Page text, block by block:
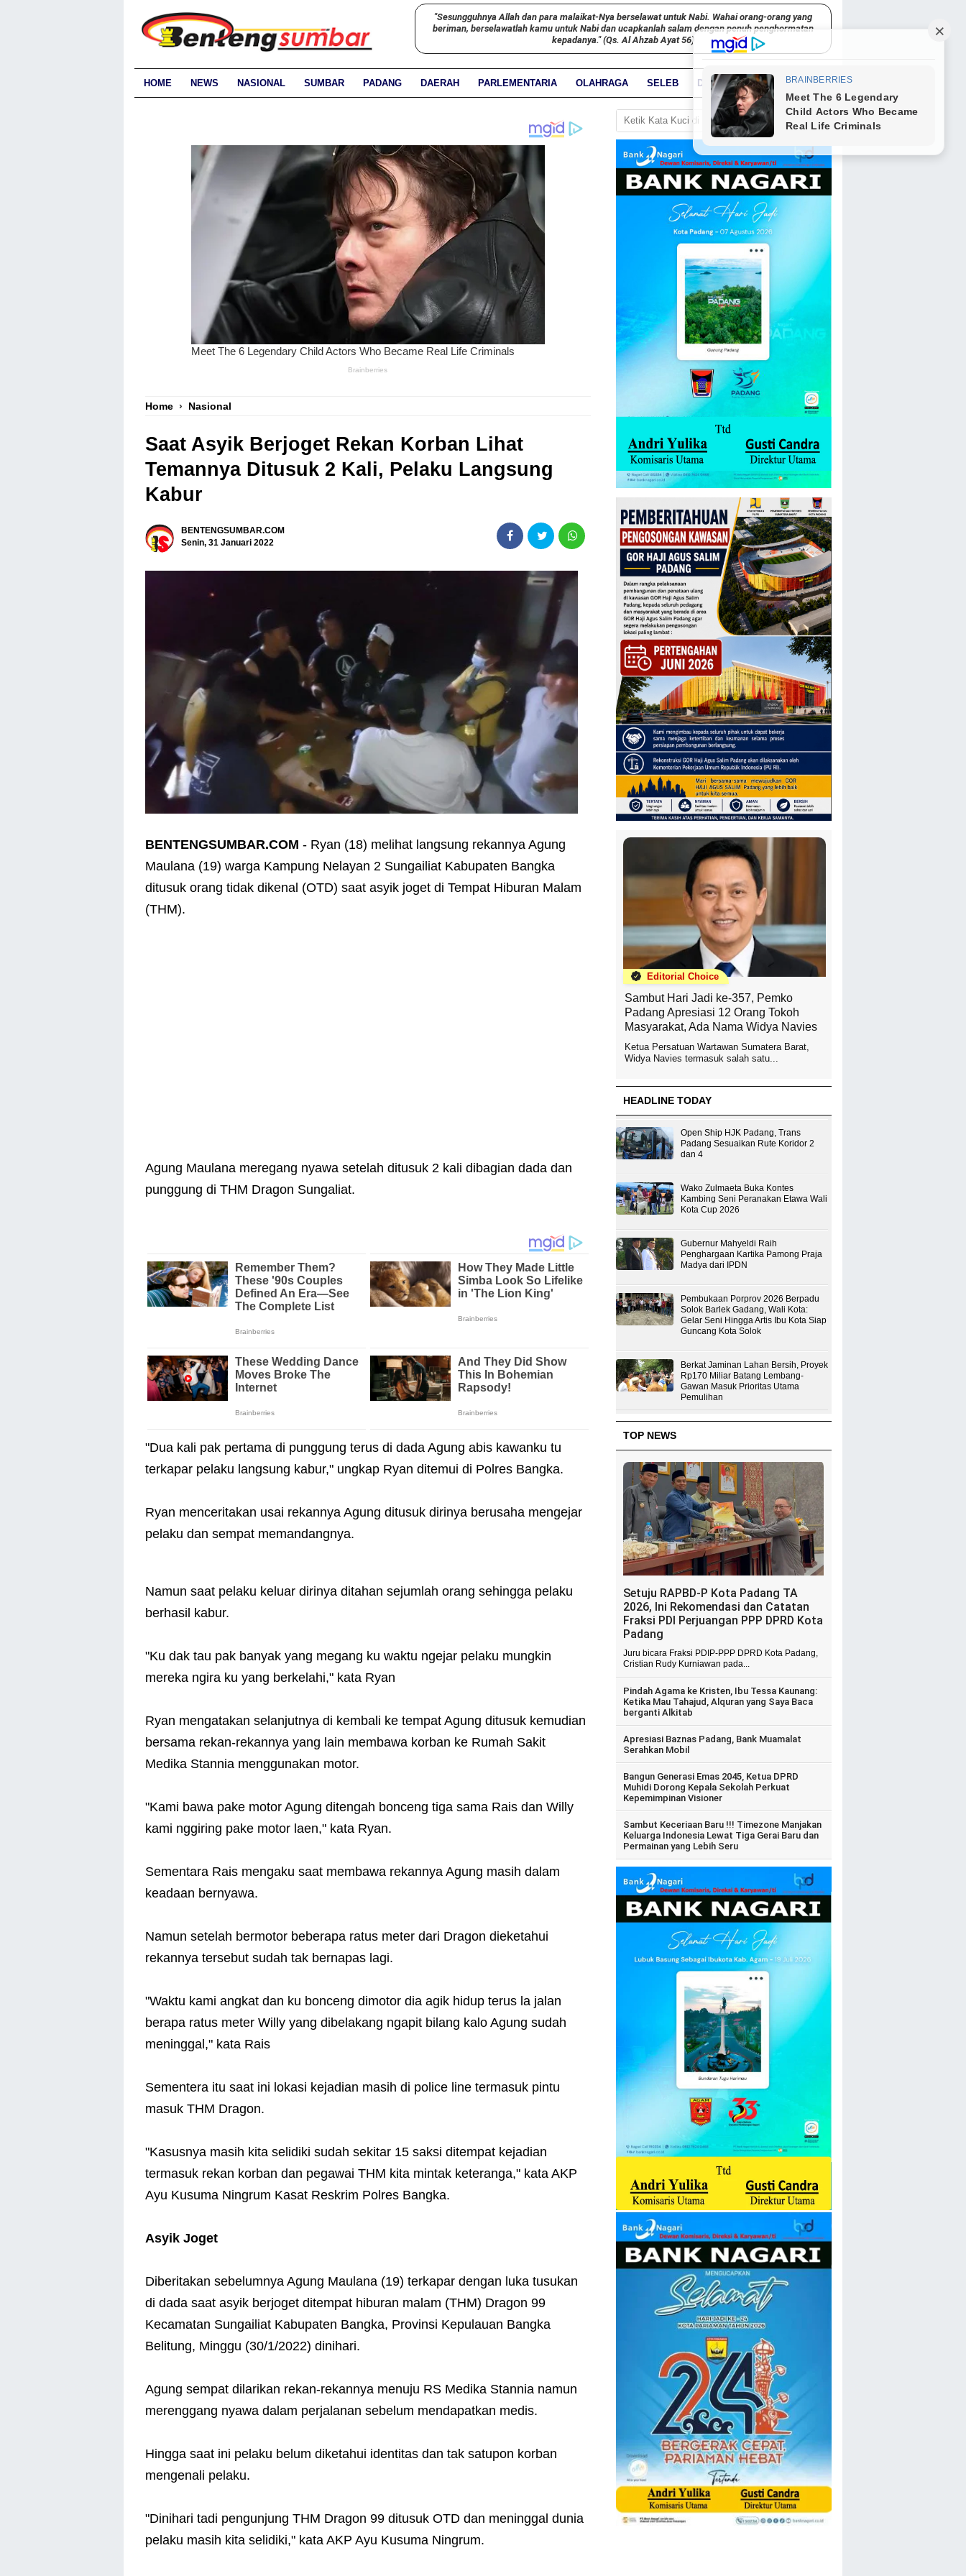
"Sesungguhnya Allah dan para malaikat-Nya berselawat untuk Nabi. Wahai orang-orang yang
beriman, berselawatlah kamu untuk Nabi dan ucapkanlah salam dengan penuh penghormatan
kepadanya." (Qs. Al Ahzab Ayat 56)
HOME NEWS NASIONAL SUMBAR PADANG DAERAH PARLEMENTARIA OLAHRAGA SELEB DUNIA PARIWARA
Home › Nasional
Saat Asyik Berjoget Rekan Korban Lihat
Temannya Ditusuk 2 Kali, Pelaku Langsung
Kabur
BENTENGSUMBAR.COM
Senin, 31 Januari 2022
BENTENGSUMBAR.COM - Ryan (18) melihat langsung rekannya Agung
Maulana (19) warga Kampung Nelayan 2 Sungailiat Kabupaten Bangka
ditusuk orang tidak dikenal (OTD) saat asyik joget di Tempat Hiburan Malam
(THM).
Agung Maulana meregang nyawa setelah ditusuk 2 kali dibagian dada dan
punggung di THM Dragon Sungaliat.
"Dua kali pak pertama di punggung terus di dada Agung abis kawanku tu
terkapar pelaku langsung kabur," ungkap Ryan ditemui di Polres Bangka.
Ryan menceritakan usai rekannya Agung ditusuk dirinya berusaha mengejar
pelaku dan sempat memandangnya.
Namun saat pelaku keluar dirinya ditahan sejumlah orang sehingga pelaku
berhasil kabur.
"Ku dak tau pak banyak yang megang ku waktu ngejar pelaku mungkin
mereka ngira ku yang berkelahi," kata Ryan
Ryan mengatakan selanjutnya di kembali ke tempat Agung ditusuk kemudian
bersama rekan-rekannya yang lain membawa korban ke Rumah Sakit
Medika Stannia menggunakan motor.
"Kami bawa pake motor Agung ditengah bonceng tiga sama Rais dan Willy
kami nggiring pake motor laen," kata Ryan.
Sementara Rais mengaku saat membawa rekannya Agung masih dalam
keadaan bernyawa.
Namun setelah bermotor beberapa ratus meter dari Dragon dieketahui
rekannya tersebut sudah tak bernapas lagi.
"Waktu kami angkat dan ku bonceng dimotor dia agik hidup terus la jalan
berapa ratus meter Willy yang dibelakang ngapit bilang kalo Agung sudah
meninggal," kata Rais
Sementera itu saat ini lokasi kejadian masih di police line termasuk pintu
masuk THM Dragon.
"Kasusnya masih kita selidiki sudah sekitar 15 saksi ditempat kejadian
termasuk rekan korban dan pegawai THM kita mintak keteranga," kata AKP
Ayu Kusuma Ningrum Kasat Reskrim Polres Bangka.
Asyik Joget
Diberitakan sebelumnya Agung Maulana (19) terkapar dengan luka tusukan
di dada saat asyik berjoget ditempat hiburan malam (THM) Dragon 99
Kecamatan Sungailiat Kabupaten Bangka, Provinsi Kepulauan Bangka
Belitung, Minggu (30/1/2022) dinihari.
Agung sempat dilarikan rekan-rekannya menuju RS Medika Stannia namun
merenggang nyawa dalam perjalanan sebelum mendapatkan medis.
Hingga saat ini pelaku belum diketahui identitas dan tak satupon korban
mengenali pelaku.
"Dinihari tadi pengunjung THM Dragon 99 ditusuk OTD dan meninggal dunia
pelaku masih kita selidiki," kata AKP Ayu Kusuma Ningrum.
GO
Editorial Choice
Sambut Hari Jadi ke-357, Pemko
Padang Apresiasi 12 Orang Tokoh
Masyarakat, Ada Nama Widya Navies
Ketua Persatuan Wartawan Sumatera Barat,
Widya Navies termasuk salah satu...
HEADLINE TODAY
Open Ship HJK Padang, Trans
Padang Sesuaikan Rute Koridor 2
dan 4
Wako Zulmaeta Buka Kontes
Kambing Seni Peranakan Etawa Wali
Kota Cup 2026
Gubernur Mahyeldi Raih
Penghargaan Kartika Pamong Praja
Madya dari IPDN
Pembukaan Porprov 2026 Berpadu
Solok Barlek Gadang, Wali Kota:
Gelar Seni Hingga Artis Ibu Kota Siap
Guncang Kota Solok
Berkat Jaminan Lahan Bersih, Proyek
Rp170 Miliar Batang Lembang-
Gawan Masuk Prioritas Utama
Pemulihan
TOP NEWS
Setuju RAPBD-P Kota Padang TA
2026, Ini Rekomendasi dan Catatan
Fraksi PDI Perjuangan PPP DPRD Kota
Padang
Juru bicara Fraksi PDIP-PPP DPRD Kota Padang,
Cristian Rudy Kurniawan pada...
Pindah Agama ke Kristen, Ibu Tessa Kaunang:
Ketika Mau Tahajud, Alquran yang Saya Baca
berganti Alkitab
Apresiasi Baznas Padang, Bank Muamalat
Serahkan Mobil
Bangun Generasi Emas 2045, Ketua DPRD
Muhidi Dorong Kepala Sekolah Perkuat
Kepemimpinan Visioner
Sambut Keceriaan Baru !!! Timezone Manjakan
Keluarga Indonesia Lewat Tiga Gerai Baru dan
Permainan yang Lebih Seru